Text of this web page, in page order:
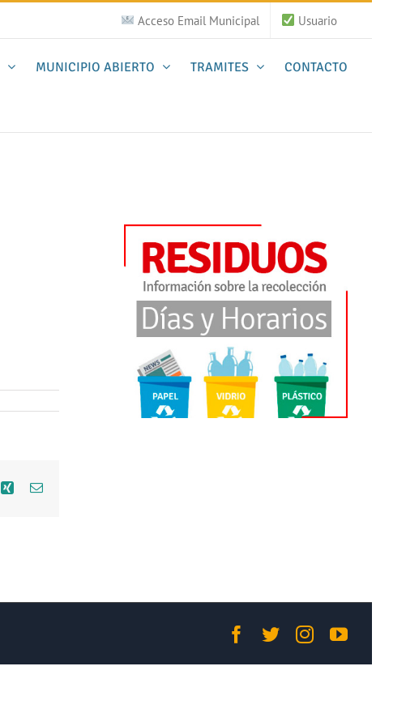
Acceso Email Municipal Usuario
MUNICIPIO ABIERTO TRAMITES CONTACTO
Xing Correo
Facebook
TwitterInstagram